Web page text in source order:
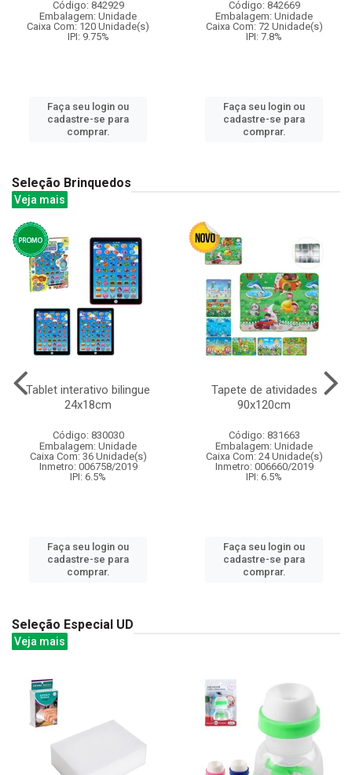
Código: 842929
Embalagem: Unidade
Caixa Com: 120 Unidade(s)
IPI: 9.75%
Faça seu login ou
cadastre-se para
comprar.
Código: 842669
Embalagem: Unidade
Caixa Com: 72 Unidade(s)
IPI: 7.8%
Faça seu login ou
cadastre-se para
comprar.
Seleção Brinquedos
Veja mais
Tablet interativo bilingue
24x18cm
Código: 830030
Embalagem: Unidade
Caixa Com: 36 Unidade(s)
Inmetro: 006758/2019
IPI: 6.5%
Faça seu login ou
cadastre-se para
comprar.
Tapete de atividades
90x120cm
Código: 831663
Embalagem: Unidade
Caixa Com: 24 Unidade(s)
Inmetro: 006660/2019
IPI: 6.5%
Faça seu login ou
cadastre-se para
comprar.
Seleção Especial UD
Veja mais